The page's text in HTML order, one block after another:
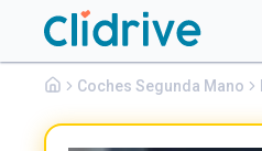
Coches Segunda Mano
BmwX4
XDRIVE20I